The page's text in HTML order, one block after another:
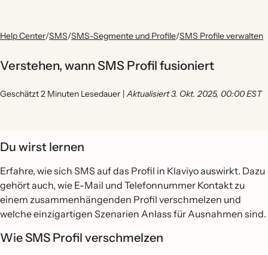
Help Center/SMS/SMS-Segmente und Profile/SMS Profile verwalten
Verstehen, wann SMS Profil fusioniert
Geschätzt 2 Minuten Lesedauer | Aktualisiert 3. Okt. 2025, 00:00 EST
Du wirst lernen
Erfahre, wie sich SMS auf das Profil in Klaviyo auswirkt. Dazu
gehört auch, wie E-Mail und Telefonnummer Kontakt zu
einem zusammenhängenden Profil verschmelzen und
welche einzigartigen Szenarien Anlass für Ausnahmen sind.
Wie SMS Profil verschmelzen